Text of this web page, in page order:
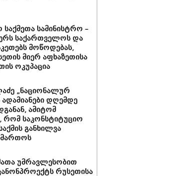
საქმეთა სამინისტრო –
საქართველოს და
მოწოდებას,
მიერ აფხაზეთისა
ოკუპაცია
„ნაციონალურ
ადამიანები დღემდე
ამიტომ
რომ საკონსტიტუციო
განხილვა
უმრავლესობით
რუსეთისა